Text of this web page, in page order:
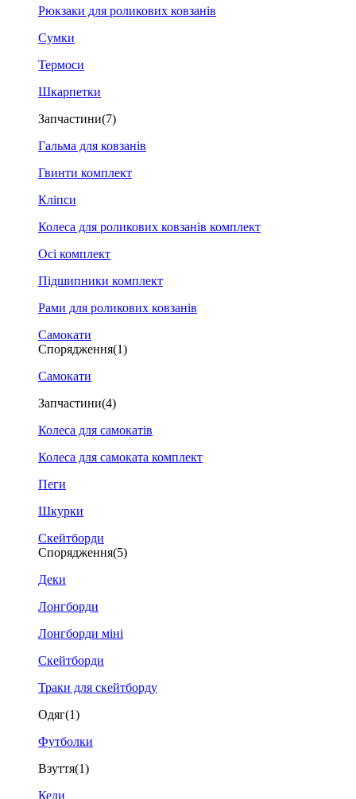
Рюкзаки для роликових ковзанів
Сумки
Термоси
Шкарпетки
Запчастини(7)
Гальма для ковзанів
Гвинти комплект
Кліпси
Колеса для роликових ковзанів комплект
Осі комплект
Підшипники комплект
Рами для роликових ковзанів
Самокати
Спорядження(1)
Самокати
Запчастини(4)
Колеса для самокатів
Колеса для самоката комплект
Пеги
Шкурки
Скейтборди
Спорядження(5)
Деки
Лонгборди
Лонгборди міні
Скейтборди
Траки для скейтборду
Одяг(1)
Футболки
Взуття(1)
Кеди